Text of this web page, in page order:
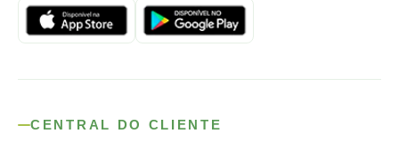
CENTRAL DO CLIENTE